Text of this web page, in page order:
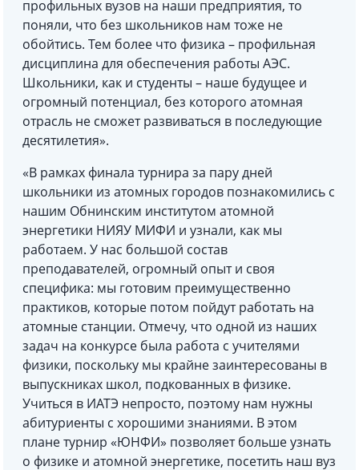
профильных вузов на наши предприятия, то
поняли, что без школьников нам тоже не
обойтись. Тем более что физика – профильная
дисциплина для обеспечения работы АЭС.
Школьники, как и студенты – наше будущее и
огромный потенциал, без которого атомная
отрасль не сможет развиваться в последующие
десятилетия».
«В рамках финала турнира за пару дней
школьники из атомных городов познакомились с
нашим Обнинским институтом атомной
энергетики НИЯУ МИФИ и узнали, как мы
работаем. У нас большой состав
преподавателей, огромный опыт и своя
специфика: мы готовим преимущественно
практиков, которые потом пойдут работать на
атомные станции. Отмечу, что одной из наших
задач на конкурсе была работа с учителями
физики, поскольку мы крайне заинтересованы в
выпускниках школ, подкованных в физике.
Учиться в ИАТЭ непросто, поэтому нам нужны
абитуриенты с хорошими знаниями. В этом
плане турнир «ЮНФИ» позволяет больше узнать
о физике и атомной энергетике, посетить наш вуз